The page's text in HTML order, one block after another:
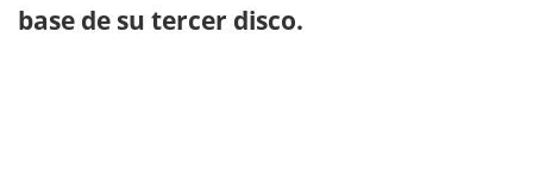
base de su tercer disco.